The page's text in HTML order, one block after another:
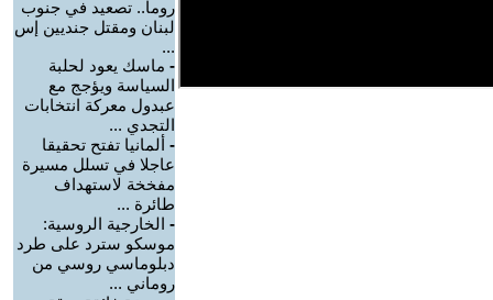
روما.. تصعيد في جنوب
لبنان ومقتل جنديين إس
...
- ماسك يعود لحلبة
السياسة ويؤجج مع
عبدول معركة انتخابات
التجدي ...
- ألمانيا تفتح تحقيقا
عاجلا في تسلل مسيرة
مفخخة لاستهداف
طائرة ...
- الخارجية الروسية:
موسكو سترد على طرد
دبلوماسي روسي من
روماني ...